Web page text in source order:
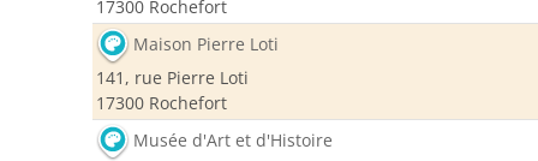
17300 Rochefort
Maison Pierre Loti
141, rue Pierre Loti
17300 Rochefort
Musée d'Art et d'Histoire